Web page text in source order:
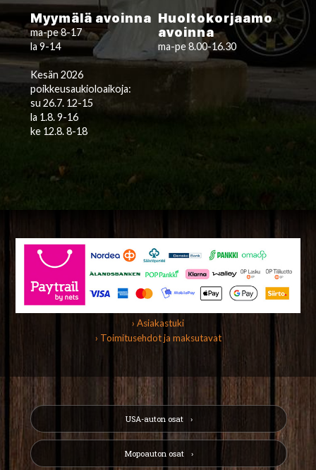
Myymälä avoinna
ma-pe 8-17
la 9-14
Kesän 2026
poikkeusaukioloaikoja:
su 26.7. 12-15
la 1.8. 9-16
ke 12.8. 8-18
Huoltokorjaamo
avoinna
ma-pe 8.00-16.30
› Asiakastuki
› Toimitusehdot ja maksutavat
USA-auton osat
Mopoauton osat